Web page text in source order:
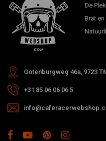
De
Brat
Gotenburgweg 46a, 9723
+31 85 06 06 06 5